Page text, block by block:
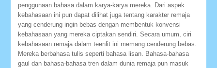
penggunaan bahasa dalam karya-karya mereka. Dari aspek
kebahasaan ini pun dapat dilihat juga tentang karakter remaja
yang cenderung ingin bebas dengan membentuk konvensi
kebahasaan yang mereka ciptakan sendiri. Secara umum, ciri
kebahasaan remaja dalam teenlit ini memang cenderung bebas.
Mereka berbahasa tulis seperti bahasa lisan. Bahasa-bahasa
gaul dan bahasa-bahasa tren dalam dunia remaja pun masuk